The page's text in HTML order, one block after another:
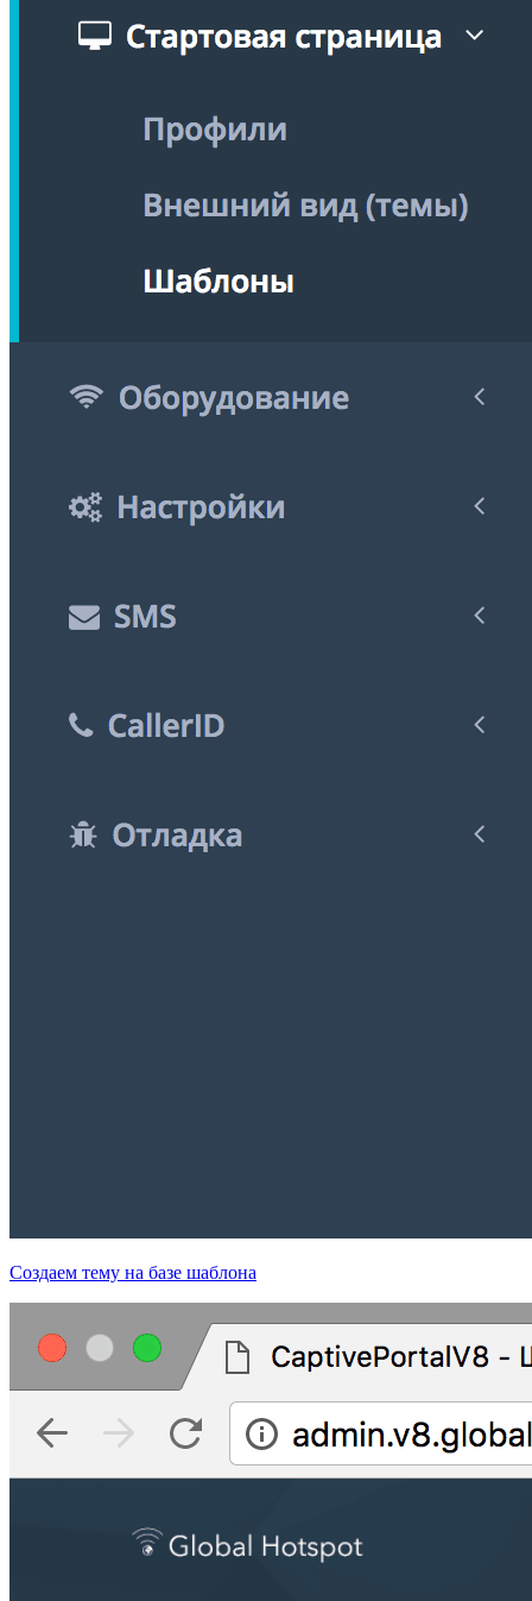
Создаем тему на базе шаблона